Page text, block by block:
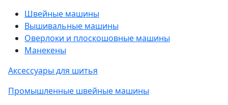
Швейные машины
Вышивальные машины
Оверлоки и плоскошовные машины
Манекены
Аксессуары для шитья
Промышленные швейные машины